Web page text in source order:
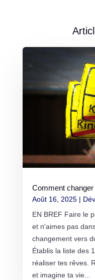
Comment
Août 16, 2025|
EN BREF Faire le
et n'aimes pas
changement vers
Établis la liste des
réaliser tes rêves.
et imagine ta vie...